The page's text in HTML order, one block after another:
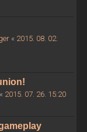
« 2015. 08. 02.
« 2015. 07. 26. 15:20